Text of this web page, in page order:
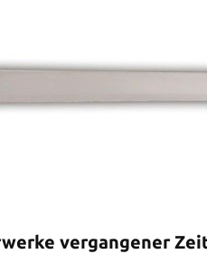
vergangener